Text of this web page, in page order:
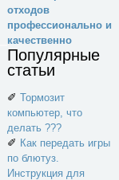
отходов
профессионально и
качественно
Популярные
статьи
✐ Тормозит
компьютер, что
делать ???
✐ Как передать игры
по блютуз.
Инструкция для